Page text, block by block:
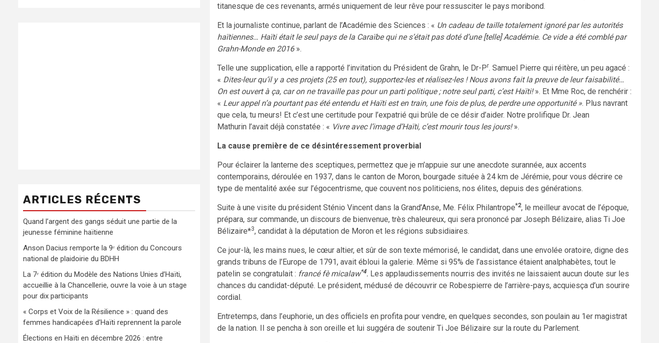
titanesque de ces revenants, armés uniquement de leur rêve pour ressusciter le pays moribond.
Et la journaliste continue, parlant de l’Académie des Sciences : « Un cadeau de taille totalement ignoré par les autorités
haïtiennes… Haïti était le seul pays de la Caraïbe qui ne s’était pas doté d’une [telle] Académie. Ce vide a été comblé par
Grahn-Monde en 2016».
Telle une supplication, elle a rapporté l’invitation du Président de Grahn, le Dr-Pr. Samuel Pierre qui réitère, un peu agacé :
« Dites-leur qu’il y a ces projets (25 en tout), supportez-les et réalisez-les ! Nous avons fait la preuve de leur faisabilité…
On est ouvert à ça, car on ne travaille pas pour un parti politique ; notre seul parti, c’est Haïti!». Et Mme Roc, de renchérir :
« Leur appel n’a pourtant pas été entendu et Haïti est en train, une fois de plus, de perdre une opportunité ». Plus navrant
que cela, tu meurs! Et c’est une certitude pour l’expatrié qui brûle de ce désir d’aider. Notre prolifique Dr. Jean
Mathurin l’avait déjà constatée : « Vivre avec l’image d’Haïti, c’est mourir tous les jours!».
La cause première de ce désintéressement proverbial
Pour éclairer la lanterne des sceptiques, permettez que je m’appuie sur une anecdote surannée, aux accents
contemporains, déroulée en 1937, dans le canton de Moron, bourgade située à 24 km de Jérémie, pour vous décrire ce
type de mentalité axée sur l’égocentrisme, que couvent nos politiciens, nos élites, depuis des générations.
Suite à une visite du président Sténio Vincent dans la Grand’Anse, Me. Félix Philantrope*2, le meilleur avocat de l’époque,
prépara, sur commande, un discours de bienvenue, très chaleureux, qui sera prononcé par Joseph Bélizaire, alias Ti Joe
Bélizaire*3, candidat à la députation de Moron et les régions subsidiaires.
Ce jour-là, les mains nues, le cœur altier, et sûr de son texte mémorisé, le candidat, dans une envolée oratoire, digne des
grands tribuns de l’Europe de 1791, avait ébloui la galerie. Même si 95% de l’assistance étaient analphabètes, tout le
patelin se congratulait : francé fè micalaw*4. Les applaudissements nourris des invités ne laissaient aucun doute sur les
chances du candidat-député. Le président, médusé de découvrir ce Robespierre de l’arrière-pays, acquiesça d’un sourire
cordial.
Entretemps, dans l’euphorie, un des officiels en profita pour vendre, en quelques secondes, son poulain au 1er magistrat
de la nation. Il se pencha à son oreille et lui suggéra de soutenir Ti Joe Bélizaire sur la route du Parlement.
ARTICLES RÉCENTS
Quand l’argent des gangs séduit une partie de la
jeunesse féminine haïtienne
Anson Dacius remporte la 9ᵉ édition du Concours
national de plaidoirie du BDHH
La 7ᵉ édition du Modèle des Nations Unies d’Haïti,
accueillie à la Chancellerie, ouvre la voie à un stage
pour dix participants
« Corps et Voix de la Résilience » : quand des
femmes handicapées d’Haïti reprennent la parole
Élections en Haïti en décembre 2026 : entre